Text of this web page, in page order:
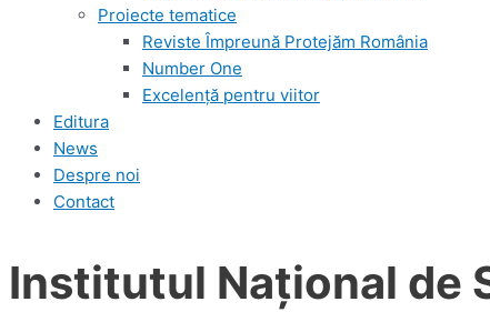
Proiecte tematice
Reviste Împreună Protejăm România
Number One
Excelență pentru viitor
Editura
News
Despre noi
Contact
Institutul Naţional de